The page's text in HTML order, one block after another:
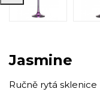
Jasmine
Ručně rytá